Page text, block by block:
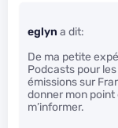
eglyn a dit:
De ma petite
Podcasts pour
émissions sur
donner mon
m’informer.